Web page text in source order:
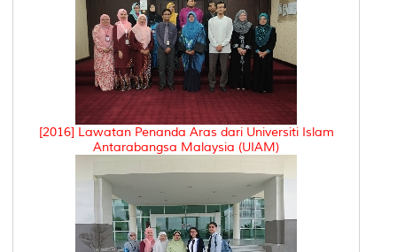
[2016] Lawatan Penanda Aras dari Universiti Islam
Antarabangsa Malaysia (UIAM)